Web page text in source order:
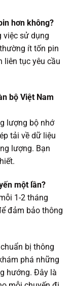
hơn không?
việc sử dụng
ít tốn pin
liên tục yêu cầu
bộ Việt Nam
lượng bộ nhớ
tải về dữ liệu
lượng. Bạn
một lần?
1-2 tháng
đảm bảo thông
bị thông
phá những
hướng. Đây là